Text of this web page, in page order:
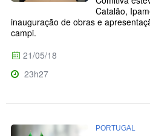
Catalão,
inauguração de obras e
campi.
21/05/18
23h27
PORTUGAL